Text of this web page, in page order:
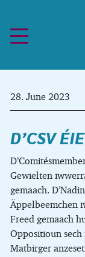
D’CSV
28. June 2023
Gewielten
gemaach.
Äppelbeemchen
Freed gemaach
Oppositioun
Matbirger